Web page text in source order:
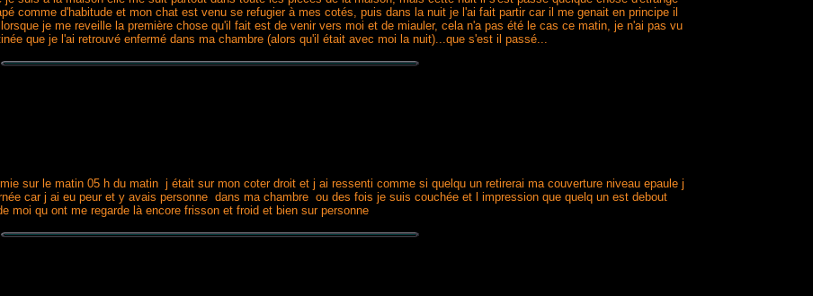
comme d'habitude et mon chat est venu se refugier à mes cotés, puis dans la nuit je l'ai fait partir car il me genait en principe il
je me reveille la première chose qu'il fait est de venir vers moi et de miauler, cela n'a pas été le cas ce matin, je n'ai pas vu
que je l'ai retrouvé enfermé dans ma chambre (alors qu'il était avec moi la nuit)...que s'est il passé...
sur le matin 05 h du matin j était sur mon coter droit et j ai ressenti comme si quelqu un retirerai ma couverture niveau epaule j
car j ai eu peur et y avais personne dans ma chambre ou des fois je suis couchée et l impression que quelq un est debout
moi qu ont me regarde là encore frisson et froid et bien sur personne